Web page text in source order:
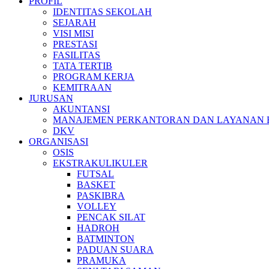
IDENTITAS SEKOLAH
SEJARAH
VISI MISI
PRESTASI
FASILITAS
TATA TERTIB
PROGRAM KERJA
KEMITRAAN
JURUSAN
AKUNTANSI
MANAJEMEN PERKANTORAN DAN LAYANAN
DKV
ORGANISASI
OSIS
EKSTRAKULIKULER
FUTSAL
BASKET
PASKIBRA
VOLLEY
PENCAK SILAT
HADROH
BATMINTON
PADUAN SUARA
PRAMUKA